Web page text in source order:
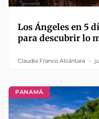
Los Ángeles en 5
para descubrir lo
Claudia Franco Alcántara
PANAMÁ